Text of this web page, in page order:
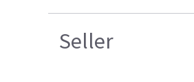
Seller